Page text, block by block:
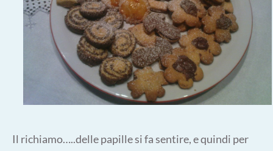
Il richiamo…..delle papille si fa sentire, e quindi per